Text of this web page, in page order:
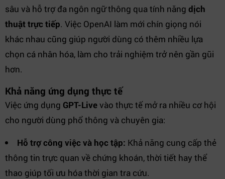
sâu và hỗ trợ đa ngôn ngữ thông qua tính năng dịch
thuật trực tiếp. Việc OpenAI làm mới chín giọng nói
khác nhau cũng giúp người dùng có thêm nhiều lựa
chọn cá nhân hóa, làm cho trải nghiệm trở nên gần gũi
hơn.
Khả năng ứng dụng thực tế
Việc ứng dụng GPT-Livevào thực tế mở ra nhiều cơ hội
cho người dùng phổ thông và chuyên gia:
Hỗ trợ công việc và học tập: Khả năng cung cấp thẻ
thông tin trực quan về chứng khoán, thời tiết hay thể
thao giúp tối ưu hóa thời gian tra cứu.